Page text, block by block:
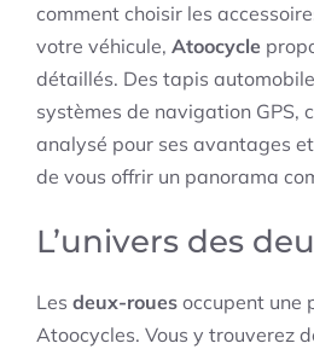
comment choisir les
votre véhicule, Atoocycle
détaillés. Des tapis
systèmes de navigation GPS,
analysé pour ses avantages
de vous offrir un panorama
L’univers des
Les deux-roues occupent une
Atoocycles. Vous y trouverez